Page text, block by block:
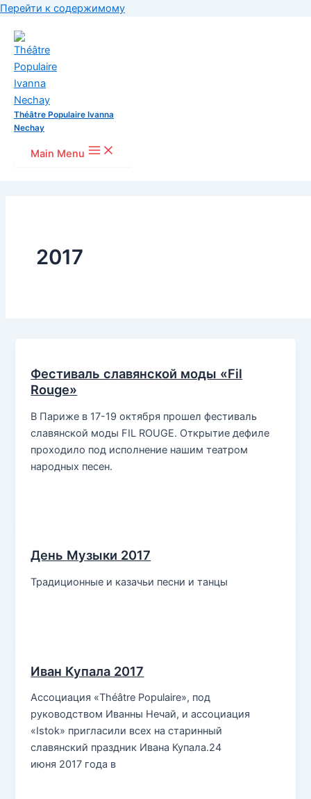
Перейти к содержимому
Théâtre Populaire Ivanna
Nechay
Main Menu
2017
Фестиваль славянской моды «Fil
Rouge»
В Париже в 17-19 октября прошел фестиваль
славянской моды FIL ROUGE. Открытие дефиле
проходило под исполнение нашим театром
народных песен.
День Музыки 2017
Традиционные и казачьи песни и танцы
Иван Купала 2017
Ассоциация «Théâtre Populaire», под
руководством Иванны Нечай, и ассоциация
«Istok» пригласили всех на старинный
славянский праздник Ивана Купала.24
июня 2017 года в